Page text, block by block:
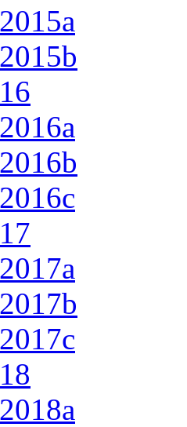
2015a
2015b
2016a
2016b
2016c
2017a
2017b
2017c
2018a